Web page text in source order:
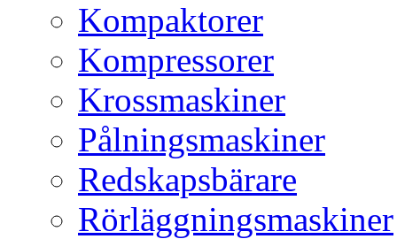
Kompaktorer
Kompressorer
Krossmaskiner
Pålningsmaskiner
Redskapsbärare
Rörläggningsmaskiner